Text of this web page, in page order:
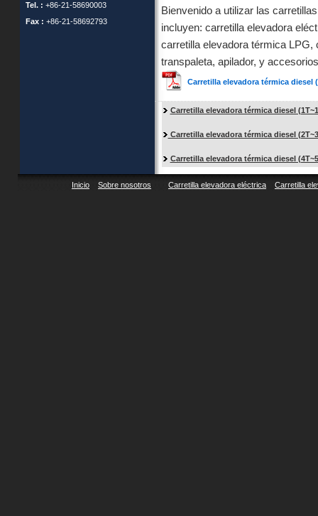
Tel. : +86-21-58690003
Fax : +86-21-58692793
Bienvenido a utilizar las
incluyen: carretilla elevadora
carretilla elevadora térmica LPG,
transpaleta, apilador, y
Carretilla elevadora térmica diesel
Carretilla elevadora térmica diesel
Carretilla elevadora térmica diesel
Carretilla elevadora térmica diesel
Inicio Sobre nosotros Carretilla elevadora eléctrica Carretilla